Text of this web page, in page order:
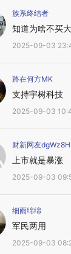
族系终结者
知道为啥不买
2025-09-03
路在何方MK
支持宇树科技
2025-09-03
财新网友dgWz8H
上市就是暴涨
2025-09-03
细雨绵绵
军民两用
2025-09-03